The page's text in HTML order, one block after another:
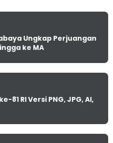
Ungkap Perjuangan
ke MA
81 RI Versi PNG, JPG, AI,